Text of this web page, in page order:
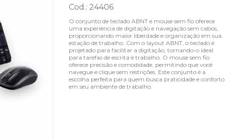
Cod.: 24406
O conjunto de teclado ABNT e mouse sem fio oferece
uma experiência de digitação e navegação sem cabos,
proporcionando maior liberdade e organização em sua
estação de trabalho. Com o layout ABNT, o teclado é
projetado para facilitar a digitação, tornando-o ideal
para tarefas de escrita e trabalho. O mouse sem fio
oferece precisão e comodidade, permitindo que você
navegue e clique sem restrições. Este conjunto é a
escolha perfeita para quem busca praticidade e conforto
em seu ambiente de trabalho.